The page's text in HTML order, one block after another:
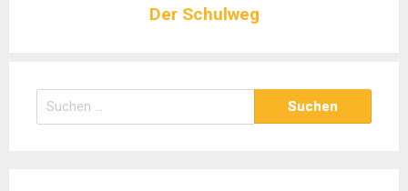
Der Schulweg
Suchen
nach: